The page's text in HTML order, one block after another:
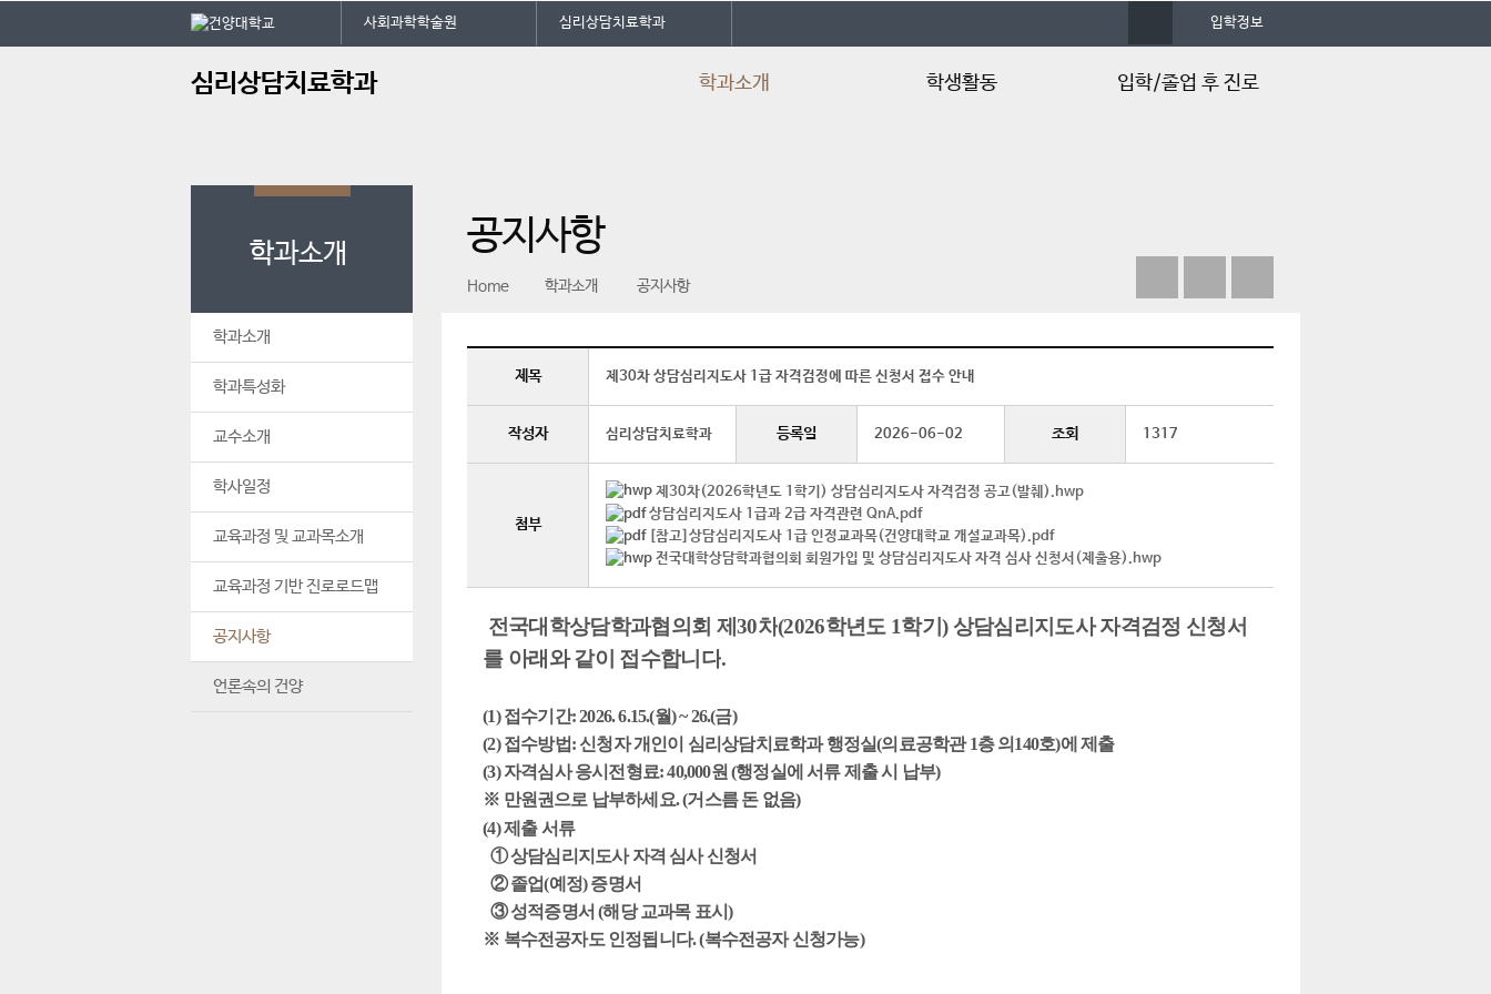
사회과학학술원 심리상담치료학과
맵
입학정보
심리상담치료학과 학과소개
교육과정 및 교과목소개
공지사항
언론속의 건양
학생활동 입학/졸업 후 진로
심치백과사전
취득 가능 자격증
자격증 취득현황
학과소개
학과소개
학과특성화
교수소개
학사일정
교육과정 및 교과목소개
교육과정 기반 진로로드맵
공지사항
언론속의 건양
공지사항
Home 학과소개 공지사항
제목 제30차 상담심리지도사 1급 자격검정에 따른 신청서 접수 안내
작성자 심리상담치료학과 등록일 2026-06-02 조회 1317
첨부
제30차(2026학년도 1학기) 상담심리지도사 자격검정 공고(발췌).hwp
상담심리지도사 1급과 2급 자격관련 QnA.pdf
[참고]상담심리지도사 1급 인정교과목(건양대학교 개설교과목).pdf
전국대학상담학과협의회 회원가입 및 상담심리지도사 자격 심사 신청서(제출용).hwp
전국대학상담학과협의회 제 30차(2026학년도1학기 ) 상담심리지도사 자격검정 신청서
를 아래와 같이 접수합니다.
(1)접수기간: 2026. 6.15.(월) ~ 26.(금)
(2)접수방법:신청자 개인이 심리상담치료학과 행정실(의료공학관1층 의 140호)에 제출
(3)자격심사 응시전형료: 40,000원 (행정실에 서류 제출 시 납부)
※ 만원권으로 납부하세요. (거스름 돈 없음)
(4)제출 서류
①상담심리지도사 자격 심사 신청서
② 졸업(예정)증명서
③ 성적증명서 (해당 교과목 표시)
※ 복수전공자도 인정됩니다. (복수전공자 신청가능)